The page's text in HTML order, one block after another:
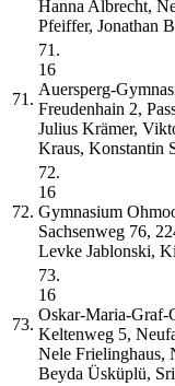
Hanna Albrecht,
Pfeiffer, Jonathan
71.
71.
16
Auersperg-
Freudenhain 2,
Julius Krämer,
Kraus, Konstantin
72.
72.
16
Gymnasium
Sachsenweg 76,
Levke Jablonski,
73.
73.
16
Oskar-Maria-Graf-
Keltenweg 5,
Nele Frielinghaus,
Beyda Üsküplü,